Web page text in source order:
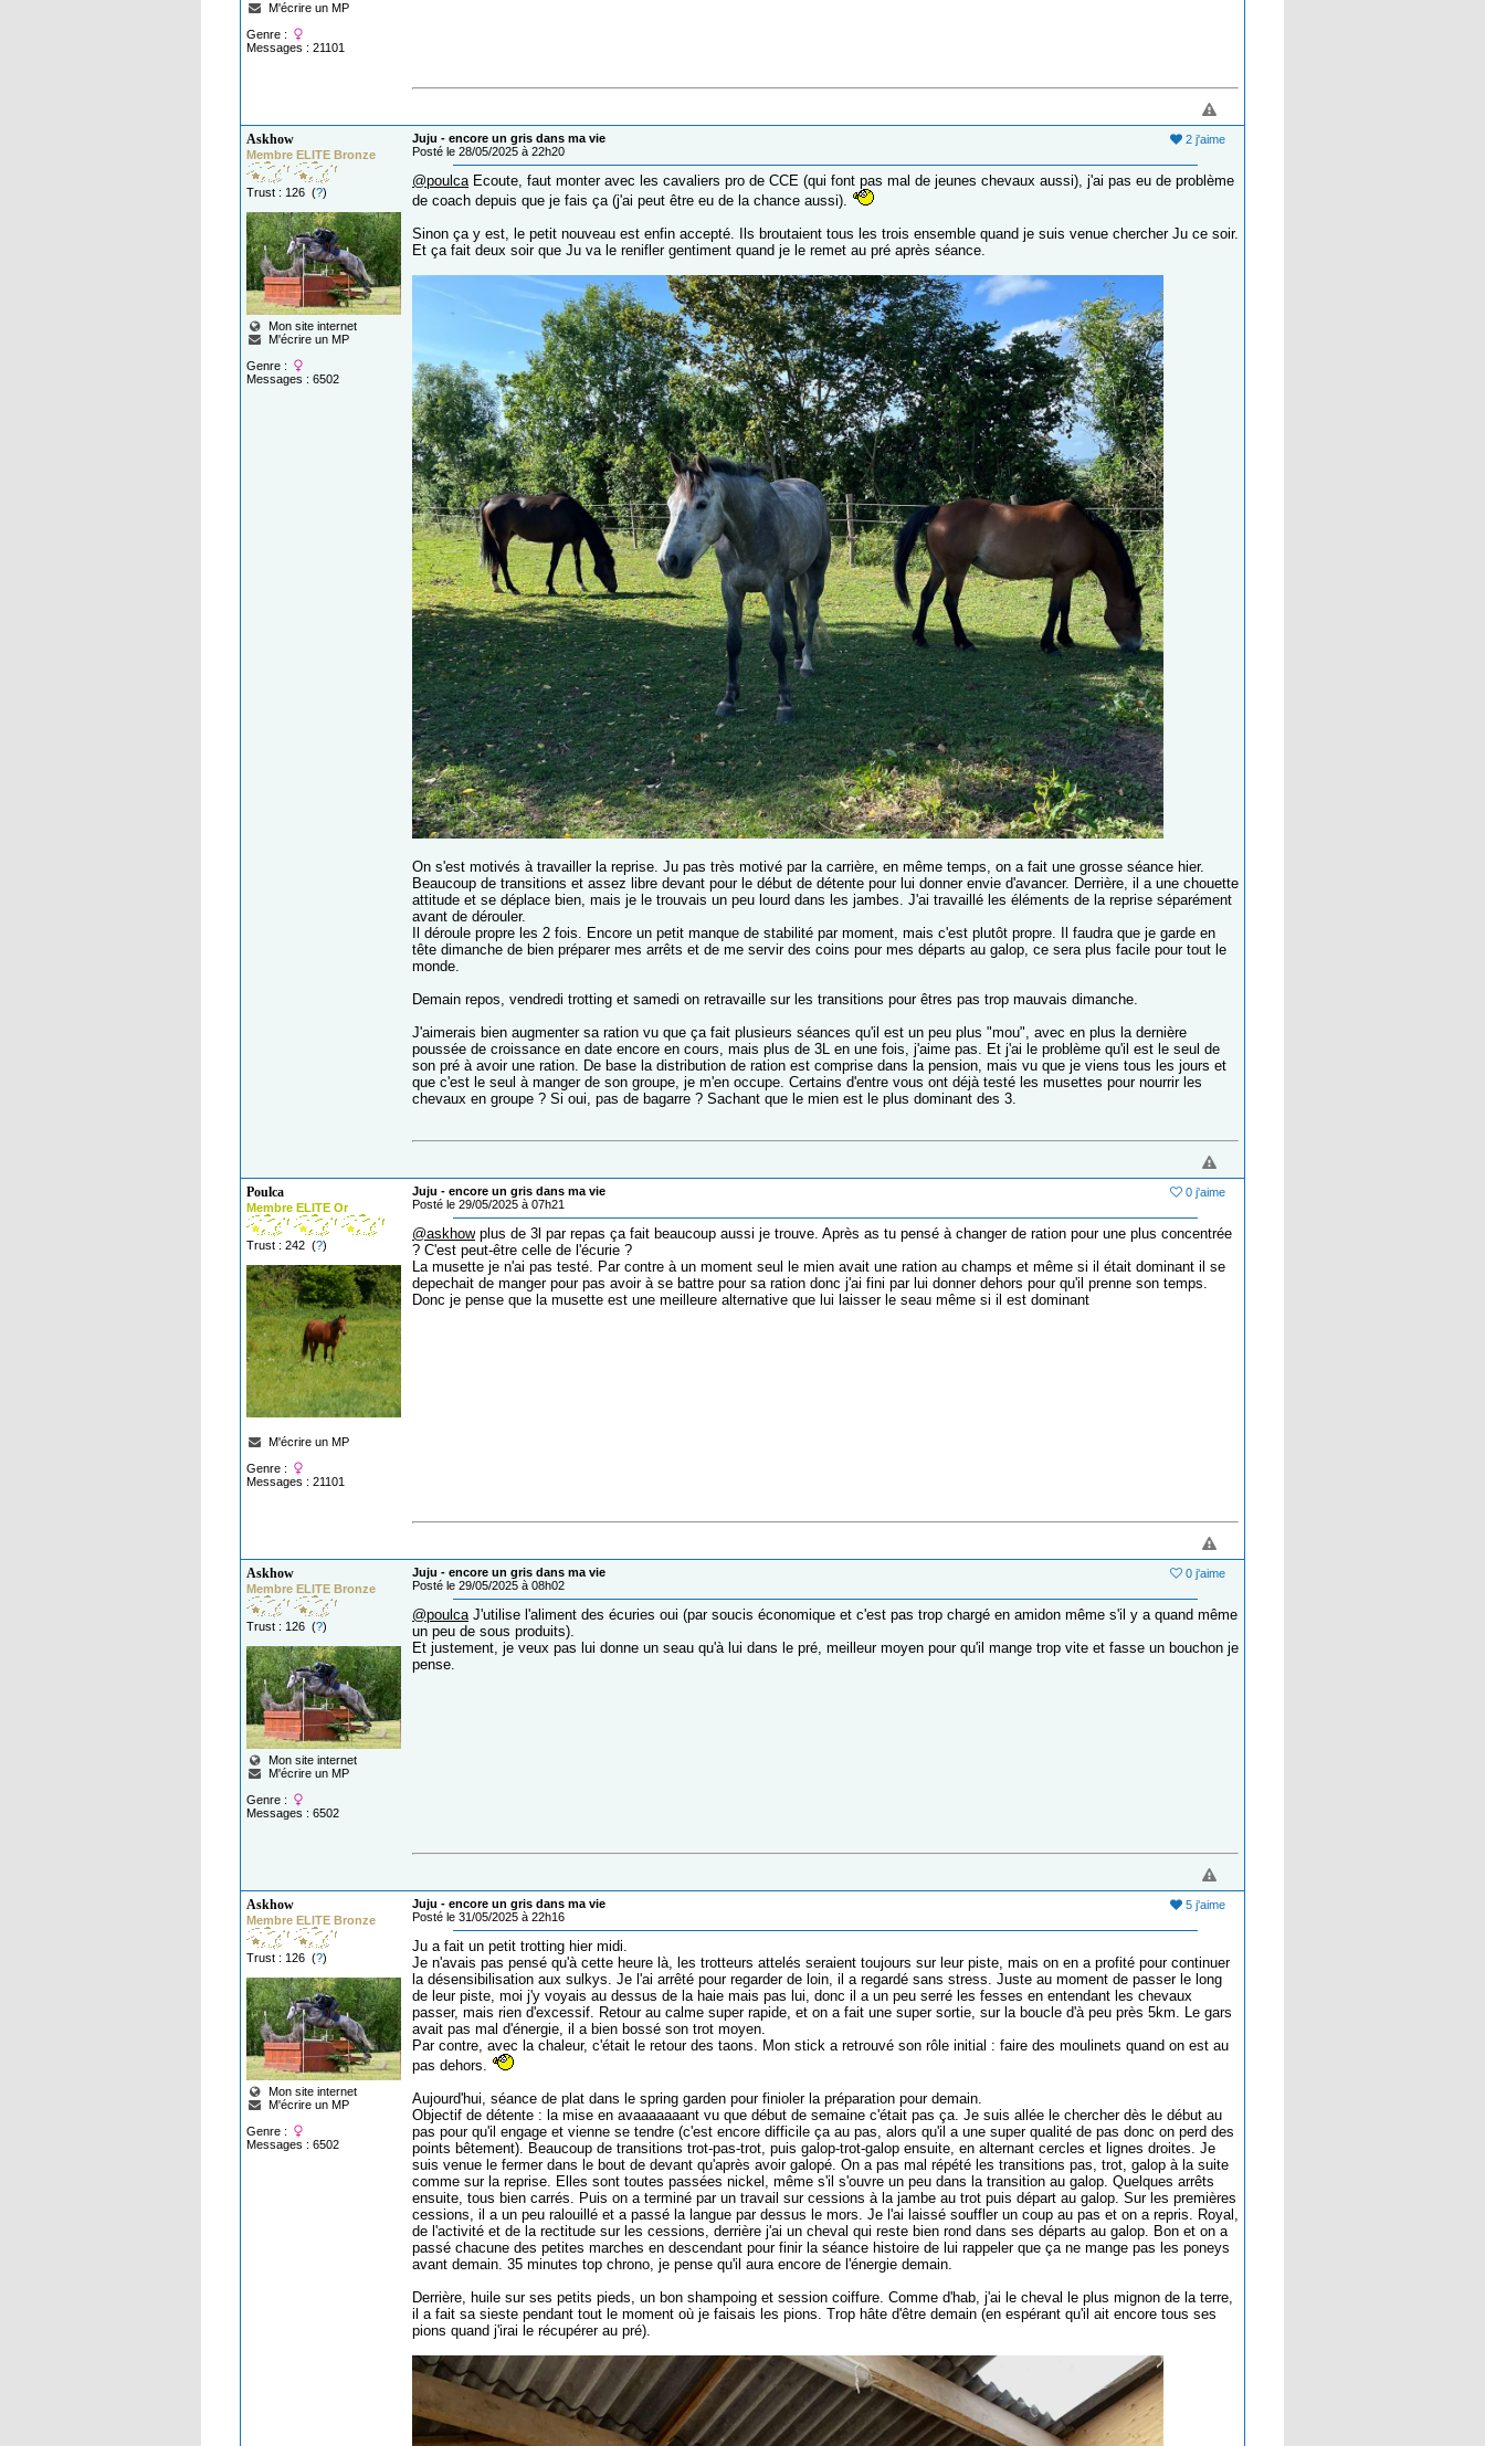
M'écrire un MP
Genre :
Messages : 21101
Askhow
Membre ELITE Bronze
Trust : 126 (?)
Mon site internet
M'écrire un MP
Genre :
Messages : 6502
2 j'aime
Juju - encore un gris dans ma vie
Posté le 28/05/2025 à 22h20
@poulca Ecoute, faut monter avec les cavaliers pro de CCE (qui font pas mal de jeunes chevaux aussi), j'ai pas eu de problème
de coach depuis que je fais ça (j'ai peut être eu de la chance aussi).
Sinon ça y est, le petit nouveau est enfin accepté. Ils broutaient tous les trois ensemble quand je suis venue chercher Ju ce soir.
Et ça fait deux soir que Ju va le renifler gentiment quand je le remet au pré après séance.
On s'est motivés à travailler la reprise. Ju pas très motivé par la carrière, en même temps, on a fait une grosse séance hier.
Beaucoup de transitions et assez libre devant pour le début de détente pour lui donner envie d'avancer. Derrière, il a une chouette
attitude et se déplace bien, mais je le trouvais un peu lourd dans les jambes. J'ai travaillé les éléments de la reprise séparément
avant de dérouler.
Il déroule propre les 2 fois. Encore un petit manque de stabilité par moment, mais c'est plutôt propre. Il faudra que je garde en
tête dimanche de bien préparer mes arrêts et de me servir des coins pour mes départs au galop, ce sera plus facile pour tout le
monde.
Demain repos, vendredi trotting et samedi on retravaille sur les transitions pour êtres pas trop mauvais dimanche.
J'aimerais bien augmenter sa ration vu que ça fait plusieurs séances qu'il est un peu plus "mou", avec en plus la dernière
poussée de croissance en date encore en cours, mais plus de 3L en une fois, j'aime pas. Et j'ai le problème qu'il est le seul de
son pré à avoir une ration. De base la distribution de ration est comprise dans la pension, mais vu que je viens tous les jours et
que c'est le seul à manger de son groupe, je m'en occupe. Certains d'entre vous ont déjà testé les musettes pour nourrir les
chevaux en groupe ? Si oui, pas de bagarre ? Sachant que le mien est le plus dominant des 3.
Poulca
Membre ELITE Or
Trust : 242 (?)
M'écrire un MP
Genre :
Messages : 21101
0 j'aime
Juju - encore un gris dans ma vie
Posté le 29/05/2025 à 07h21
@askhow plus de 3l par repas ça fait beaucoup aussi je trouve. Après as tu pensé à changer de ration pour une plus concentrée
? C'est peut-être celle de l'écurie ?
La musette je n'ai pas testé. Par contre à un moment seul le mien avait une ration au champs et même si il était dominant il se
depechait de manger pour pas avoir à se battre pour sa ration donc j'ai fini par lui donner dehors pour qu'il prenne son temps.
Donc je pense que la musette est une meilleure alternative que lui laisser le seau même si il est dominant
Askhow
Membre ELITE Bronze
Trust : 126 (?)
Mon site internet
M'écrire un MP
Genre :
Messages : 6502
0 j'aime
Juju - encore un gris dans ma vie
Posté le 29/05/2025 à 08h02
@poulca J'utilise l'aliment des écuries oui (par soucis économique et c'est pas trop chargé en amidon même s'il y a quand même
un peu de sous produits).
Et justement, je veux pas lui donne un seau qu'à lui dans le pré, meilleur moyen pour qu'il mange trop vite et fasse un bouchon je
pense.
Askhow
Membre ELITE Bronze
Trust : 126 (?)
Mon site internet
M'écrire un MP
Genre :
Messages : 6502
5 j'aime
Juju - encore un gris dans ma vie
Posté le 31/05/2025 à 22h16
Ju a fait un petit trotting hier midi.
Je n'avais pas pensé qu'à cette heure là, les trotteurs attelés seraient toujours sur leur piste, mais on en a profité pour continuer
la désensibilisation aux sulkys. Je l'ai arrêté pour regarder de loin, il a regardé sans stress. Juste au moment de passer le long
de leur piste, moi j'y voyais au dessus de la haie mais pas lui, donc il a un peu serré les fesses en entendant les chevaux
passer, mais rien d'excessif. Retour au calme super rapide, et on a fait une super sortie, sur la boucle d'à peu près 5km. Le gars
avait pas mal d'énergie, il a bien bossé son trot moyen.
Par contre, avec la chaleur, c'était le retour des taons. Mon stick a retrouvé son rôle initial : faire des moulinets quand on est au
pas dehors.
Aujourd'hui, séance de plat dans le spring garden pour finioler la préparation pour demain.
Objectif de détente : la mise en avaaaaaaant vu que début de semaine c'était pas ça. Je suis allée le chercher dès le début au
pas pour qu'il engage et vienne se tendre (c'est encore difficile ça au pas, alors qu'il a une super qualité de pas donc on perd des
points bêtement). Beaucoup de transitions trot-pas-trot, puis galop-trot-galop ensuite, en alternant cercles et lignes droites. Je
suis venue le fermer dans le bout de devant qu'après avoir galopé. On a pas mal répété les transitions pas, trot, galop à la suite
comme sur la reprise. Elles sont toutes passées nickel, même s'il s'ouvre un peu dans la transition au galop. Quelques arrêts
ensuite, tous bien carrés. Puis on a terminé par un travail sur cessions à la jambe au trot puis départ au galop. Sur les premières
cessions, il a un peu ralouillé et a passé la langue par dessus le mors. Je l'ai laissé souffler un coup au pas et on a repris. Royal,
de l'activité et de la rectitude sur les cessions, derrière j'ai un cheval qui reste bien rond dans ses départs au galop. Bon et on a
passé chacune des petites marches en descendant pour finir la séance histoire de lui rappeler que ça ne mange pas les poneys
avant demain. 35 minutes top chrono, je pense qu'il aura encore de l'énergie demain.
Derrière, huile sur ses petits pieds, un bon shampoing et session coiffure. Comme d'hab, j'ai le cheval le plus mignon de la terre,
il a fait sa sieste pendant tout le moment où je faisais les pions. Trop hâte d'être demain (en espérant qu'il ait encore tous ses
pions quand j'irai le récupérer au pré).